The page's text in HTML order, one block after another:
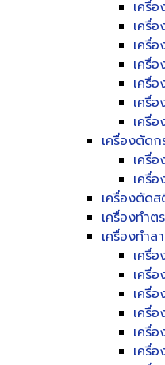
เครื่
เครื่
เครื่
เครื่
เครื่
เครื่
เครื่
เครื่องตัดก
เครื่
เครื่
เครื่องตัด
เครื่องทำต
เครื่องทำล
เครื่
เครื่
เครื่
เครื่
เครื่
เครื่